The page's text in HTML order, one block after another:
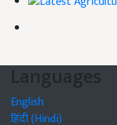
Languages
English
हिंदी (Hindi)